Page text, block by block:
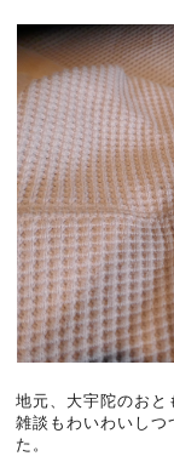
地元、大宇陀のおと
雑談もわいわいしつ
た。